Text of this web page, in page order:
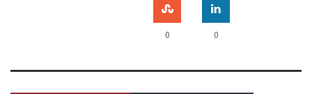
0 0